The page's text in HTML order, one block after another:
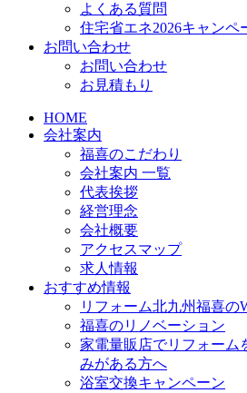
よくある質問
住宅省エネ2026キャンペ
お問い合わせ
お問い合わせ
お見積もり
HOME
会社案内
福喜のこだわり
会社案内 一覧
代表挨拶
経営理念
会社概要
アクセスマップ
求人情報
おすすめ情報
リフォーム北九州福喜の
福喜のリノベーション
家電量販店でリフォーム
みがある方へ
浴室交換キャンペーン